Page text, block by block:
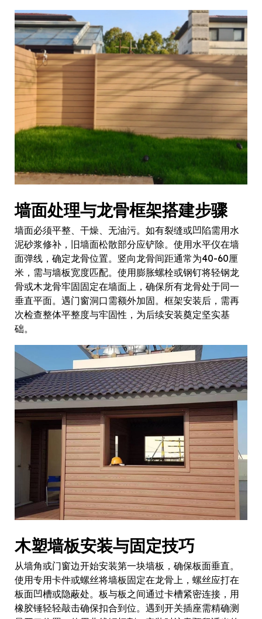
墙面处理与龙骨框架搭建步骤
墙面必须平整、干燥、无油污。如有裂缝或凹陷需用水
泥砂浆修补，旧墙面松散部分应铲除。使用水平仪在墙
面弹线，确定龙骨位置。竖向龙骨间距通常为40-60厘
米，需与墙板宽度匹配。使用膨胀螺栓或钢钉将轻钢龙
骨或木龙骨牢固固定在墙面上，确保所有龙骨处于同一
垂直平面。遇门窗洞口需额外加固。框架安装后，需再
次检查整体平整度与牢固性，为后续安装奠定坚实基
础。
木塑墙板安装与固定技巧
从墙角或门窗边开始安装第一块墙板，确保板面垂直。
使用专用卡件或螺丝将墙板固定在龙骨上，螺丝应打在
板面凹槽或隐蔽处。板与板之间通过卡槽紧密连接，用
橡胶锤轻轻敲击确保扣合到位。遇到开关插座需精确测